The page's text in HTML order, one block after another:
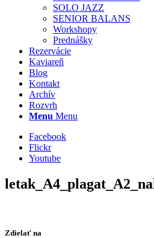
SOLO JAZZ
SENIOR BALANS
Workshopy
Prednášky
Rezervácie
Kaviareň
Blog
Kontakt
Archív
Rozvrh
Menu Menu
Facebook
Flickr
Youtube
Zdielať na